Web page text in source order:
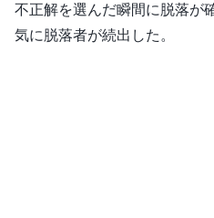
不正解を選んだ瞬間に脱落が
気に脱落者が続出した。